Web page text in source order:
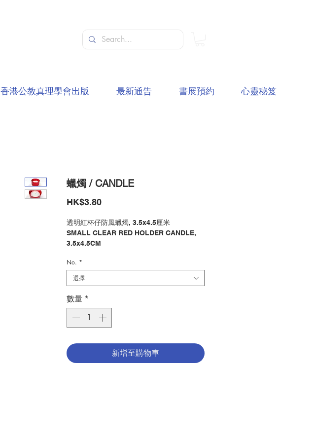
蠟燭 / CANDLE
HK$3.80價
透明紅杯仔防風蠟燭, 3.5x4.5厘米
SMALL CLEAR RED HOLDER CANDLE,
3.5x4.5CM
分類：蠟燭 / 座枱
Category：CANDLE / DESKTOP
No. 1121230033
No. *
選擇
數量 *
新增至購物車
香港公教真理學會出版 最新通告 書展預約 心靈秘笈